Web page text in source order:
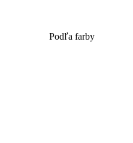
Podľa farby